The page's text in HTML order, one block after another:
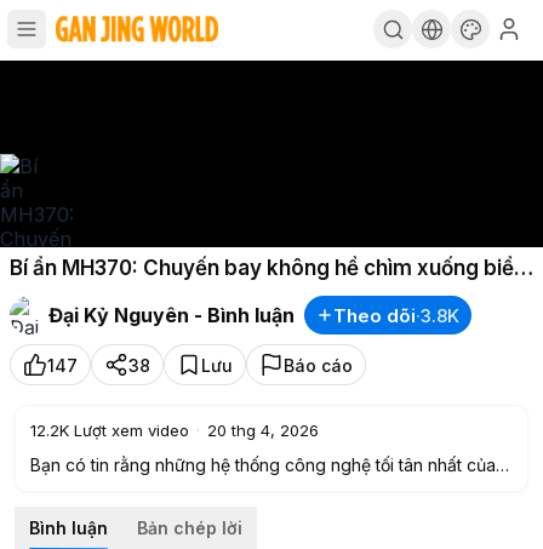
Bí ẩn MH370: Chuyến bay không hề chìm xuống biển
mà bay thẳng đến Trung Á vì một âm mưu tàn độc
Đại Kỷ Nguyên - Bình luận
Theo dõi·3.8K
147 38 Lưu Báo cáo
12.2K Lượt xem video · 20 thg 4, 2026
Bạn có tin rằng những hệ thống công nghệ tối tân nhất của
lồ? Sự thật về MH370 có thể đen tối và tàn nhẫn hơn bất cứ
một kịch bản điện ảnh nào mà bạn từng mường tượng, khi
Bình luận Bản chép lời